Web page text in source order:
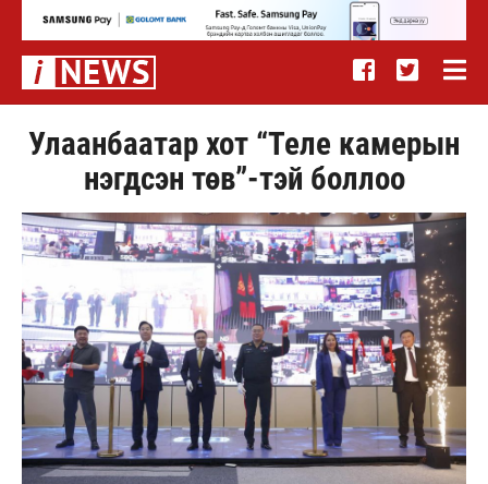
Улаанбаатар хот “Теле камерын
нэгдсэн төв”-тэй боллоо